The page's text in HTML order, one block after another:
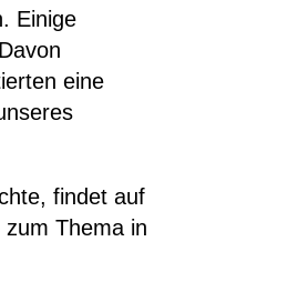
Einige
eine
findet auf
Thema in